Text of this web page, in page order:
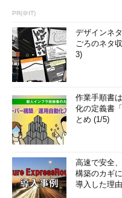
前述のロールIDは「name
Azureポータルの場合は、
「アクセス制御（IAM）
PR(＠IT)
デザインネ
ごろのネタ
3)
作業手順書
化の定義書
とめ (1/5)
高速で安全
構築のカギ
導入した理由